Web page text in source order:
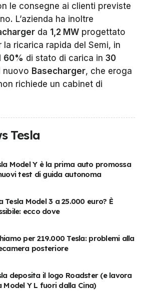
le consegne ai clienti previste
L’azienda ha inoltre
da 1,2 MW progettato
ricarica rapida del Semi, in
60% di stato di carica in 30
nuovo Basecharger, che eroga
richiede un cabinet di
Tesla
Model Y è la prima auto promossa
test di guida autonoma
Tesla Model 3 a 25.000 euro? È
ecco dove
per 219.000 Tesla: problemi alla
posteriore
deposita il logo Roadster (e lavora
Model Y L fuori dalla Cina)